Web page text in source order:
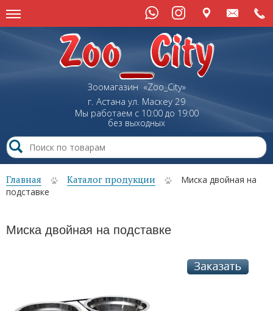
Зоомагазин «Zoo_City»
г. Астана ул. Маскеу29
Мы работаем с 10:00 до 19:00
без выходных
Главная Каталог продукции
Миска двойная на
подставке
Миска двойная на подставке